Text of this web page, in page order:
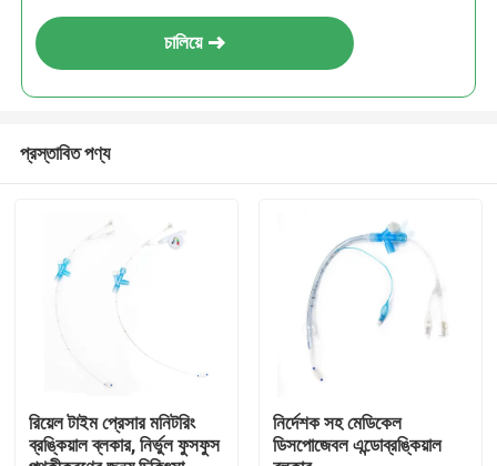
চালিয়ে
প্রস্তাবিত পণ্য
রিয়েল টাইম প্রেসার মনিটরিং
ব্রঙ্কিয়াল ব্লকার, নির্ভুল ফুসফুস
নির্দেশক সহ মেডিকেল
ডিসপোজেবল এন্ডোব্রঙ্কিয়াল